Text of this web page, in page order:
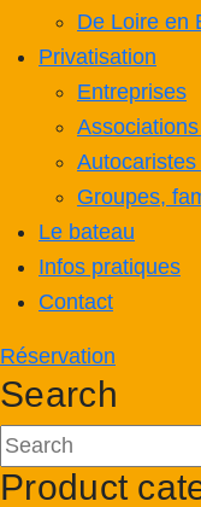
De Loire en
Privatisation
Entreprises
Groupes,
Le bateau
Infos pratiques
Contact
Réservation
Search
Product